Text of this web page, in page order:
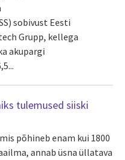
sobivust Eesti
Grupp, kellega
akupargi
tulemused siiski
põhineb enam kui 1800
annab üsna üllatava